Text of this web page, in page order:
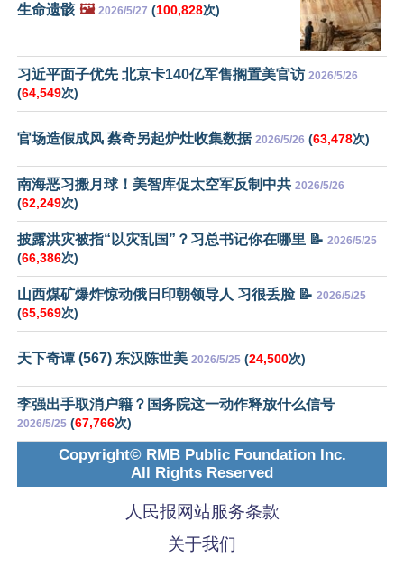
生命遗骸 🖼️ 2026/5/27 (100,828次)
习近平面子优先 北京卡140亿军售搁置美官访 2026/5/26
(64,549次)
官场造假成风 蔡奇另起炉灶收集数据 2026/5/26 (63,478次)
南海恶习搬月球！美智库促太空军反制中共 2026/5/26
(62,249次)
披露洪灾被指“以灾乱国”？习总书记你在哪里 📝 2026/5/25
(66,386次)
山西煤矿爆炸惊动俄日印朝领导人 习很丢脸 📝 2026/5/25
(65,569次)
天下奇谭 (567) 东汉陈世美 2026/5/25 (24,500次)
李强出手取消户籍？国务院这一动作释放什么信号
2026/5/25 (67,766次)
Copyright© RMB Public Foundation Inc.
All Rights Reserved
人民报网站服务条款
关于我们